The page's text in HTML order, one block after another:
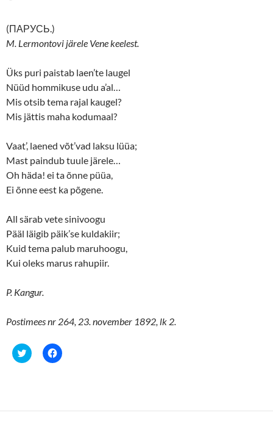
(ПАРУСЬ.)
M. Lermontovi järele Vene keelest.
Üks puri paistab laen’te laugel
Nüüd hommikuse udu a’al…
Mis otsib tema rajal kaugel?
Mis jättis maha kodumaal?
Vaat’, laened võt’vad laksu lüüa;
Mast paindub tuule järele…
Oh häda! ei ta õnne püüa,
Ei õnne eest ka põgene.
All särab vete sinivoogu
Pääl läigib päik’se kuldakiir;
Kuid tema palub maruhoogu,
Kui oleks marus rahupiir.
P. Kangur.
Postimees nr 264, 23. november 1892, lk 2.
C
l
h
C
l
h